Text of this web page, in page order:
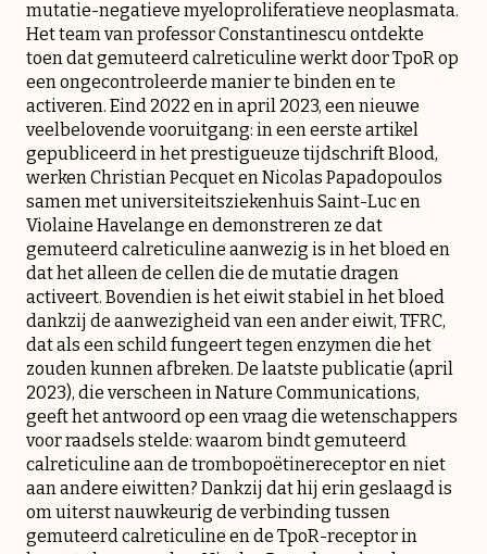
mutatie-negatieve myeloproliferatieve neoplasmata.
Het team van professor Constantinescu ontdekte
toen dat gemuteerd calreticuline werkt door TpoR op
een ongecontroleerde manier te binden en te
activeren. Eind 2022 en in april 2023, een nieuwe
veelbelovende vooruitgang: in een eerste artikel
gepubliceerd in het prestigueuze tijdschrift Blood,
werken Christian Pecquet en Nicolas Papadopoulos
samen met universiteitsziekenhuis Saint-Luc en
Violaine Havelange en demonstreren ze dat
gemuteerd calreticuline aanwezig is in het bloed en
dat het alleen de cellen die de mutatie dragen
activeert. Bovendien is het eiwit stabiel in het bloed
dankzij de aanwezigheid van een ander eiwit, TFRC,
dat als een schild fungeert tegen enzymen die het
zouden kunnen afbreken. De laatste publicatie (april
2023), die verscheen in Nature Communications,
geeft het antwoord op een vraag die wetenschappers
voor raadsels stelde: waarom bindt gemuteerd
calreticuline aan de trombopoëtinereceptor en niet
aan andere eiwitten? Dankzij dat hij erin geslaagd is
om uiterst nauwkeurig de verbinding tussen
gemuteerd calreticuline en de TpoR-receptor in